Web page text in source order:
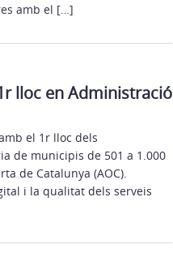
amb el […]
lloc en Administració
el 1r lloc dels
de municipis de 501 a 1.000
de Catalunya (AOC).
i la qualitat dels serveis